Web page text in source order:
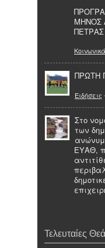
ΜΗΝΟΣ
Κοινωνικά
ΠΡΩΤΗ
Ειδήσεις -
Στο
των
ΕΥΑΘ,
Τελευταίες